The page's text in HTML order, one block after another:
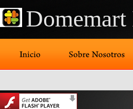
Domemart